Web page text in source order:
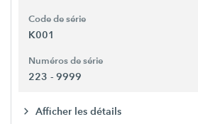
Code de série
K001
Numéros de série
223 - 9999
Afficher les détails